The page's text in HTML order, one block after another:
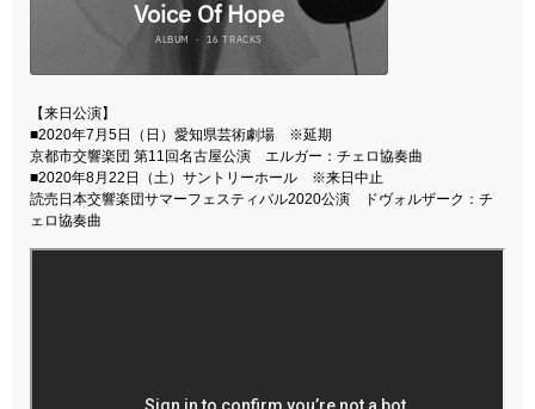
【来日公演】
■2020年7月5日（日）愛知県芸術劇場 ※延期
京都市交響楽団 第11回名古屋公演 エルガー：チェロ協奏曲
■2020年8月22日（土）サントリーホール ※来日中止
読売日本交響楽団サマーフェスティバル2020公演 ドヴォルザーク：チ
ェロ協奏曲